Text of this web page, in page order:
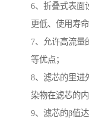
6、折叠式表面
更低、使用寿命
7、允许高流量
等优点；
8、滤芯的里进
染物在滤芯的内
9、滤芯的β值达